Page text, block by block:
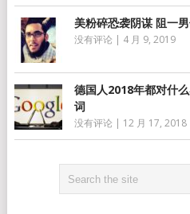
美粉碎恐袭阴谋 阻一
没有评论 | 4 月 9, 2019
德国人2018年都对什
词
没有评论 | 12 月 17, 2018